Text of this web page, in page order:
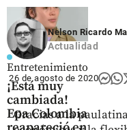
Entretenimiento
¡Está muy
cambiada!
Epa Colombia
Nelson Ricardo
Actualidad
26 de agosto de 2020
Gracias a la